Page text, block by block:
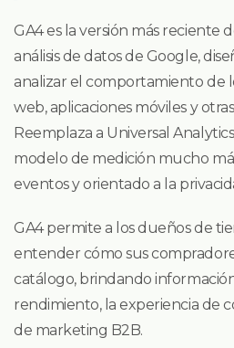
GA4 es la versión más reciente
análisis de datos de Google,
analizar el comportamiento de
web, aplicaciones móviles y
Reemplaza a Universal
modelo de medición mucho
eventos y orientado a la
GA4 permite a los dueños de
entender cómo sus
catálogo, brindando
rendimiento, la experiencia de
de marketing B2B.